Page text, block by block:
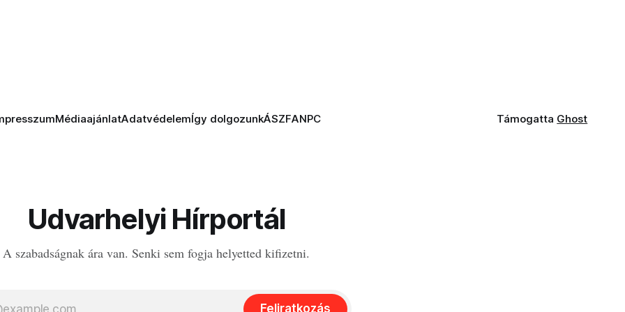
MédiaajánlatAdatvédelemÍgy dolgozunkÁSZFANPC Támogatta Ghost
Udvarhelyi Hírportál
A szabadságnak ára van. Senki sem fogja helyetted kifizetni.
Feliratkozás